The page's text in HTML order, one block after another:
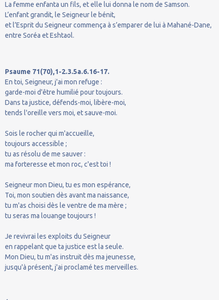
La femme enfanta un fils, et elle lui donna le nom de Samson.
L’enfant grandit, le Seigneur le bénit,
et l’Esprit du Seigneur commença à s’emparer de lui à Mahané-Dane,
entre Soréa et Eshtaol.
Psaume 71(70),1-2.3.5a.6.16-17.
En toi, Seigneur, j'ai mon refuge :
garde-moi d'être humilié pour toujours.
Dans ta justice, défends-moi, libère-moi,
tends l'oreille vers moi, et sauve-moi.
Sois le rocher qui m'accueille,
toujours accessible ;
tu as résolu de me sauver :
ma forteresse et mon roc, c'est toi !
Seigneur mon Dieu, tu es mon espérance,
Toi, mon soutien dès avant ma naissance,
tu m'as choisi dès le ventre de ma mère ;
tu seras ma louange toujours !
Je revivrai les exploits du Seigneur
en rappelant que ta justice est la seule.
Mon Dieu, tu m'as instruit dès ma jeunesse,
jusqu'à présent, j'ai proclamé tes merveilles.